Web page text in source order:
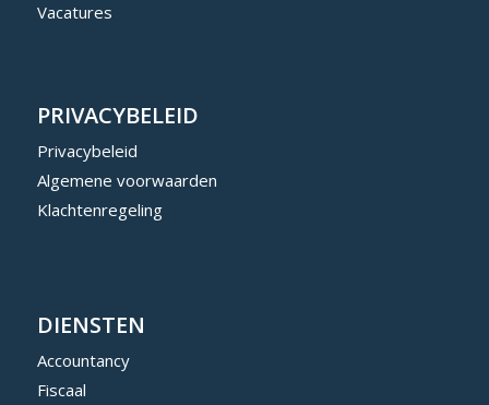
Vacatures
PRIVACYBELEID
Privacybeleid
Algemene voorwaarden
Klachtenregeling
DIENSTEN
Accountancy
Fiscaal